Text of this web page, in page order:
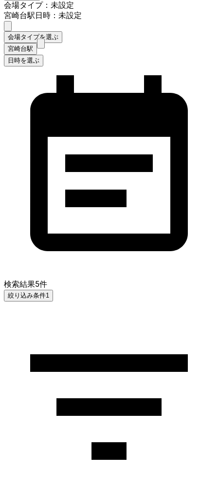
会場タイプ：未設定
宮崎台駅日時：未設定
会場タイプを選ぶ
宮崎台駅
日時を選ぶ
検索結果5件
絞り込み条件1